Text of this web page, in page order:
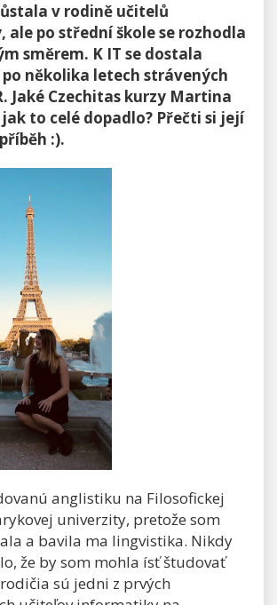
v rodině učitelů
po střední škole se rozhodla
směrem. K IT se dostala
několika letech strávených
Jaké Czechitas kurzy Martina
to celé dopadlo? Přečti si její
:).
anglistiku na Filosofickej
univerzity, pretože som
a bavila ma lingvistika. Nikdy
že by som mohla ísť študovať
sú jedni z prvých